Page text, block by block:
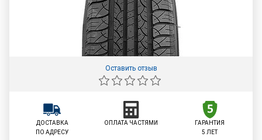
Оставить отзыв
ДОСТАВКА
ПО АДРЕСУ
ОПЛАТА ЧАСТЯМИ
ГАРАНТИЯ
5 ЛЕТ